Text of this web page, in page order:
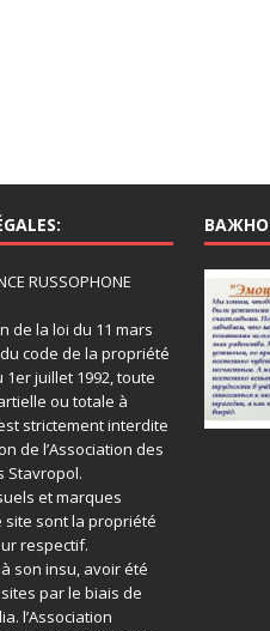
RUSSOPHONE
de la loi du 11 mars
du code de la propriété
juillet 1992, toute
ou totale à
strictement interdite
de l’Association des
Stavropol.
et marques
site sont la propriété
respectif.
son insu, avoir été
par le biais de
l’Association
ВАЖНО!